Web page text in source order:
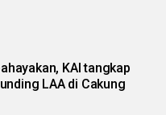
KAI tangkap
LAA di Cakung